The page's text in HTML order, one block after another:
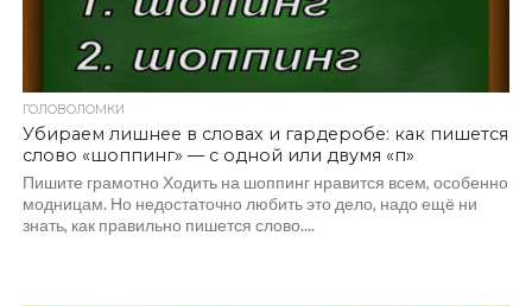
ГОЛОВОЛОМКИ
Убираем лишнее в словах и гардеробе: как пишется
слово «шоппинг» — с одной или двумя «п»
Пишите грамотно Ходить на шоппинг нравится всем, особенно
модницам. Но недостаточно любить это дело, надо ещё ни
знать, как правильно пишется слово....